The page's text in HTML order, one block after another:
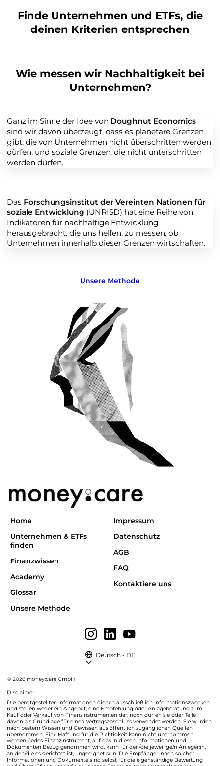
Finde Unternehmen und ETFs, die
deinen Kriterien entsprechen
Wie messen wir Nachhaltigkeit bei
Unternehmen?
Ganz im Sinne der Idee von Doughnut Economics
sind wir davon überzeugt, dass es planetare Grenzen
gibt, die von Unternehmen nicht überschritten werden
dürfen, und soziale Grenzen, die nicht unterschritten
werden dürfen.
Das Forschungsinstitut der Vereinten Nationen für
soziale Entwicklung (UNRISD) hat eine Reihe von
Indikatoren für nachhaltige Entwicklung
herausgebracht, die uns helfen, zu messen, ob
Unternehmen innerhalb dieser Grenzen wirtschaften.
Unsere Methode
Home
Unternehmen & ETFs
finden
Finanzwissen
Academy
Glossar
Unsere Methode
Impressum
Datenschutz
AGB
FAQ
Kontaktiere uns
Deutsch - DE
© 2026 money:care GmbH
Disclaimer
Die bereitgestellten Informationen dienen ausschließlich Informationszwecken
und stellen weder ein Angebot, eine Empfehlung oder Anlageberatung zum
Kauf oder Verkauf von Finanzinstrumenten dar, noch dürfen sie oder Teile
davon als Grundlage für einen Vertragsabschluss verwendet werden. Sie wurden
nach bestem Wissen und Gewissen aus öffentlich zugänglichen Quellen
übernommen. Eine Haftung für die Richtigkeit kann nicht übernommen
werden. Jedes Finanzinstrument, auf das in diesen Informationen und
Dokumenten Bezug genommen wird, kann für den/die jeweilige/n Anleger:in,
an den/die es gerichtet ist, ungeeignet sein. Die Empfänger:innen solcher
Informationen und Dokumente sind selbst für die eigenständige Bewertung